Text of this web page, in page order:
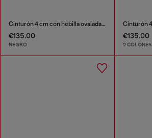
Cinturón 4 cm con hebilla ovalada en forma de D
€135.00
NEGRO
€135.00
2 COLORES